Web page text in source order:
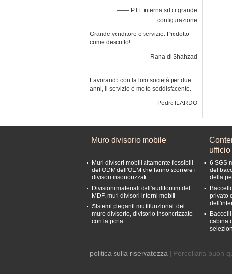
—— PTE interna srl di grande
configurazione
Grande venditore e servizio. Prodotto
come descritto!
—— Rana di Shahzad
Lavorando con la loro società per due
anni, il servizio è molto soddisfacente.
—— Pedro ILARDO
Muro divisorio mobile
Muri divisori mobili altamente flessibili
del ODM dell'OEM che fanno scorrere i
divisori insonorizzati
Divisioni materiali dell'auditorium del
MDF, muri divisori interni mobili
Sistemi pieganti multifunzionali del
muro divisorio, divisorio insonorizzato
con la porta
ufficio
6 SGS
del
della
privato
cabina
politica sulla riservatezza | Porcellana buon